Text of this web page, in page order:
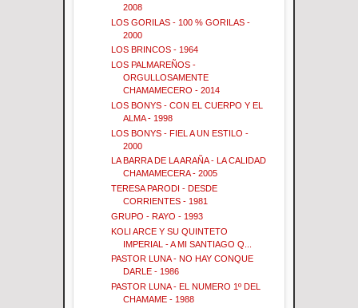
2008
LOS GORILAS - 100 % GORILAS -
2000
LOS BRINCOS - 1964
LOS PALMAREÑOS -
ORGULLOSAMENTE
CHAMAMECERO - 2014
LOS BONYS - CON EL CUERPO Y EL
ALMA - 1998
LOS BONYS - FIEL A UN ESTILO -
2000
LA BARRA DE LA ARAÑA - LA CALIDAD
CHAMAMECERA - 2005
TERESA PARODI - DESDE
CORRIENTES - 1981
GRUPO - RAYO - 1993
KOLI ARCE Y SU QUINTETO
IMPERIAL - A MI SANTIAGO Q...
PASTOR LUNA - NO HAY CONQUE
DARLE - 1986
PASTOR LUNA - EL NUMERO 1º DEL
CHAMAME - 1988